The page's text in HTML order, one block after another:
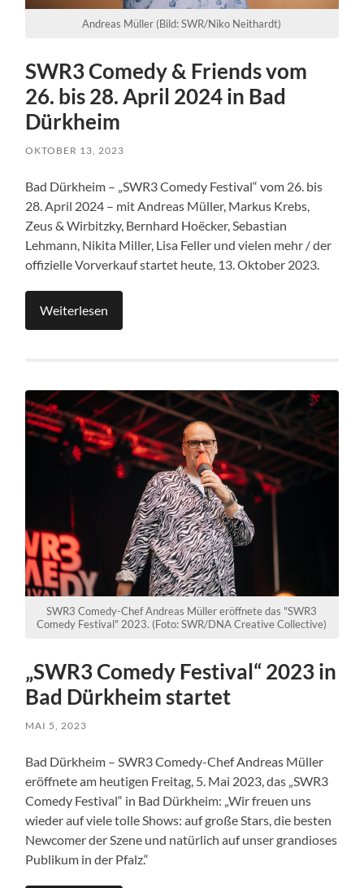
Andreas Müller (Bild: SWR/Niko Neithardt)
SWR3 Comedy & Friends vom
26. bis 28. April 2024 in Bad
Dürkheim
OKTOBER 13, 2023
Bad Dürkheim – „SWR3 Comedy Festival“ vom 26. bis
28. April 2024 – mit Andreas Müller, Markus Krebs,
Zeus & Wirbitzky, Bernhard Hoëcker, Sebastian
Lehmann, Nikita Miller, Lisa Feller und vielen mehr / der
offizielle Vorverkauf startet heute, 13. Oktober 2023.
Weiterlesen
SWR3 Comedy-Chef Andreas Müller eröffnete das "SWR3
Comedy Festival" 2023. (Foto: SWR/DNA Creative Collective)
„SWR3 Comedy Festival“ 2023 in
Bad Dürkheim startet
MAI 5, 2023
Bad Dürkheim – SWR3 Comedy-Chef Andreas Müller
eröffnete am heutigen Freitag, 5. Mai 2023, das „SWR3
Comedy Festival“ in Bad Dürkheim: „Wir freuen uns
wieder auf viele tolle Shows: auf große Stars, die besten
Newcomer der Szene und natürlich auf unser grandioses
Publikum in der Pfalz.“